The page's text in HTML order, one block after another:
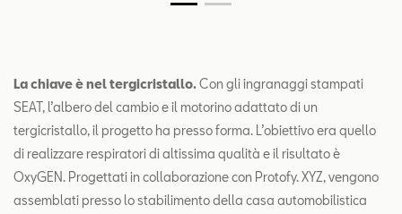
La chiave è nel tergicristallo.Con gli ingranaggi stampati
SEAT, l’albero del cambio e il motorino adattato di un
tergicristallo, il progetto ha presso forma. L’obiettivo era quello
di realizzare respiratori di altissima qualità e il risultato è
OxyGEN. Progettati in collaborazione con Protofy. XYZ, vengono
assemblati presso lo stabilimento della casa automobilistica